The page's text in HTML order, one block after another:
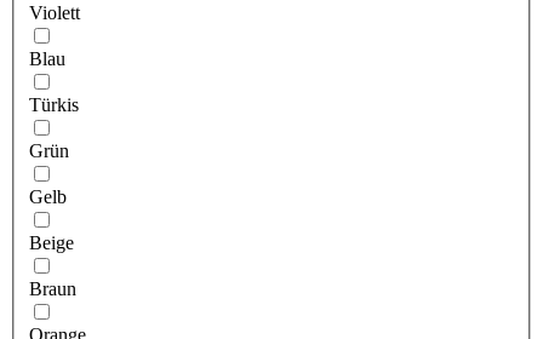
Violett
Blau
Türkis
Grün
Gelb
Beige
Braun
Orange